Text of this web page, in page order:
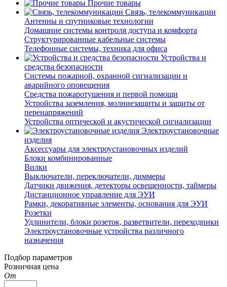
Прочие товары
Связь, телекоммуникации
Антенны и спутниковые технологии
Домашние системы контроля доступа и комфорта
Структурированные кабельные системы
Телефонные системы, техника для офиса
Устройства и
средства безопасности
Системы пожарной, охранной сигнализации и
аварийного оповещения
Средства пожаротушения и первой помощи
Устройства заземления, молниезащиты и защиты от
перенапряжений
Устройства оптической и акустической сигнализации
Электроустановочные
изделия
Аксессуары для электроустановочных изделий
Блоки комбинированные
Вилки
Выключатели, переключатели, диммеры
Датчики движения, детекторы освещенности, таймеры
Дистанционное управление для ЭУИ
Рамки, декоративные элементы, основания для ЭУИ
Розетки
Удлинители, блоки розеток, разветвители, переходники
Электроустановочные устройства различного
назначения
Подбор параметров
Розничная цена
От